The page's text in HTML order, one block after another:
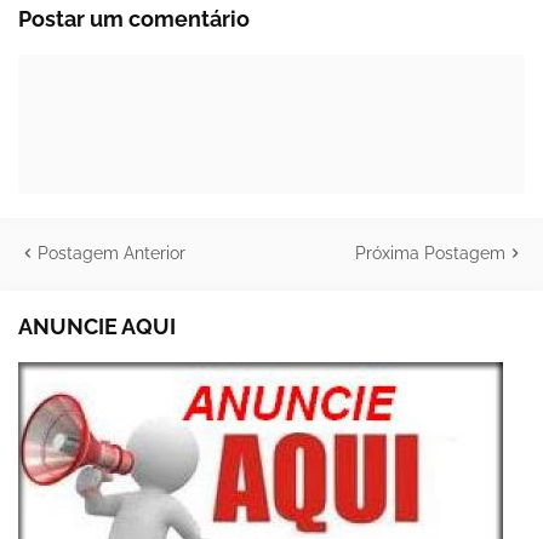
Postar um comentário
Postagem Anterior Próxima Postagem
ANUNCIE AQUI